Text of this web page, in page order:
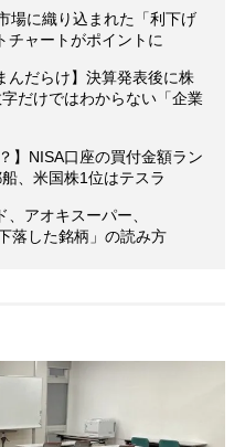
に織り込まれた「利下げ
チャートがポイントに
んだらけ】決算発表後に株
だけではわからない「企業
】NISA口座の買付金額ラン
、米国株1位はテスラ
、アオキスーパー、
落した銘柄」の読み方